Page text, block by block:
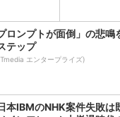
プロンプトが面倒」の悲
テップ
エンタープライズ)
本IBMのNHK案件失敗は